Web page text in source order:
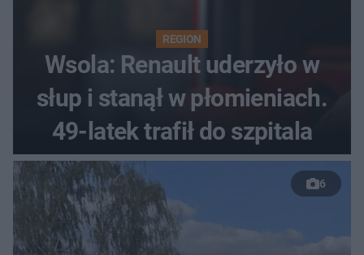
REGION
Wsola: Renault uderzyło w
słup i stanął w płomieniach.
49-latek trafił do szpitala
6